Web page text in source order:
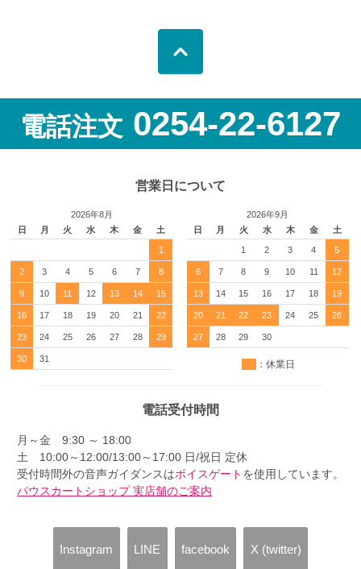
電話注文 0254-22-6127
営業日について
2026年8月
日
月 火 水 木 金 土
1
2 3 4 5 6 7 8
9 10 11 12 13 14 15
16 17 18 19 20 21 22
23 24 25 26 27 28 29
30 31
2026年9月
日
月 火 水 木 金 土
1 2 3 4 5
6 7 8 9 10 11 12
13 14 15 16 17 18 19
20 21 22 23 24 25 26
27 28 29 30
：休業日
電話受付時間
月～金 9:30 ～ 18:00
土 10:00～12:00/13:00～17:00 日/祝日 定休
受付時間外の音声ガイダンスはボイスゲート を使用しています。
パウスカートショップ 実店舗のご案内
Instagram LINE facebook X (twitter)